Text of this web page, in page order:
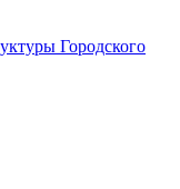
Городского